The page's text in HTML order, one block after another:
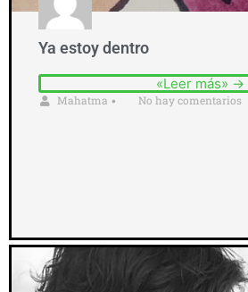
Ya estoy dentro
«Leer más» →
Mahatma • No hay comentarios